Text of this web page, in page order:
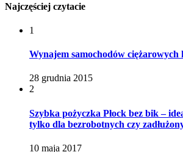
Najczęściej czytacie
1
Wynajem samochodów ciężarowych
28 grudnia 2015
2
Szybka pożyczka Płock bez bik –
tylko dla bezrobotnych czy
10 maja 2017